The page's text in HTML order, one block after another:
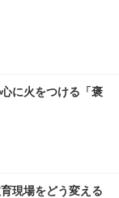
に火をつける「褒
現場をどう変える